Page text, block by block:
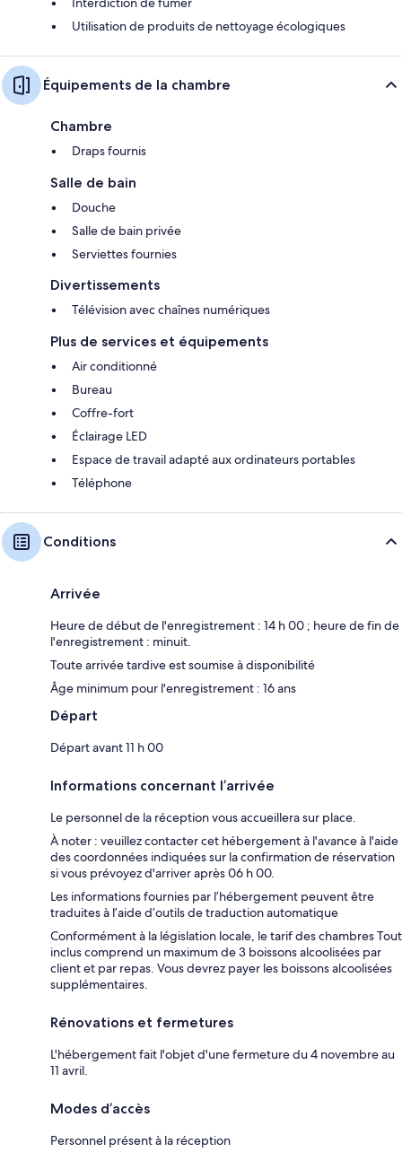
Utilisation de produits de nettoyage écologiques
Équipements de la chambre
Chambre
Draps fournis
Salle de bain
Douche
Salle de bain privée
Serviettes fournies
Divertissements
Télévision avec chaînes numériques
Plus de services et équipements
Air conditionné
Bureau
Coffre-fort
Éclairage LED
Espace de travail adapté aux ordinateurs portables
Téléphone
Conditions
Arrivée
Heure de début de l'enregistrement : 14 h 00 ; heure de fin de
l'enregistrement : minuit.
Toute arrivée tardive est soumise à disponibilité
Âge minimum pour l'enregistrement : 16 ans
Départ
Départ avant 11 h 00
Informations concernant l’arrivée
Le personnel de la réception vous accueillera sur place.
À noter : veuillez contacter cet hébergement à l'avance à l'aide
des coordonnées indiquées sur la confirmation de réservation
si vous prévoyez d'arriver après 06 h 00.
Les informations fournies par l’hébergement peuvent être
traduites à l’aide d’outils de traduction automatique
Conformément à la législation locale, le tarif des chambres Tout
inclus comprend un maximum de 3 boissons alcoolisées par
client et par repas. Vous devrez payer les boissons alcoolisées
supplémentaires.
Rénovations et fermetures
L'hébergement fait l'objet d'une fermeture du 4 novembre au
11 avril.
Modes d’accès
Personnel présent à la réception